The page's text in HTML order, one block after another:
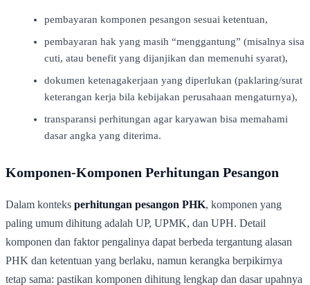
pembayaran komponen pesangon sesuai ketentuan,
pembayaran hak yang masih “menggantung” (misalnya sisa
cuti, atau benefit yang dijanjikan dan memenuhi syarat),
dokumen ketenagakerjaan yang diperlukan (paklaring/surat
keterangan kerja bila kebijakan perusahaan mengaturnya),
transparansi perhitungan agar karyawan bisa memahami
dasar angka yang diterima.
Komponen-Komponen Perhitungan Pesangon
Dalam konteks perhitungan pesangon PHK, komponen yang
paling umum dihitung adalah UP, UPMK, dan UPH. Detail
komponen dan faktor pengalinya dapat berbeda tergantung alasan
PHK dan ketentuan yang berlaku, namun kerangka berpikirnya
tetap sama: pastikan komponen dihitung lengkap dan dasar upahnya